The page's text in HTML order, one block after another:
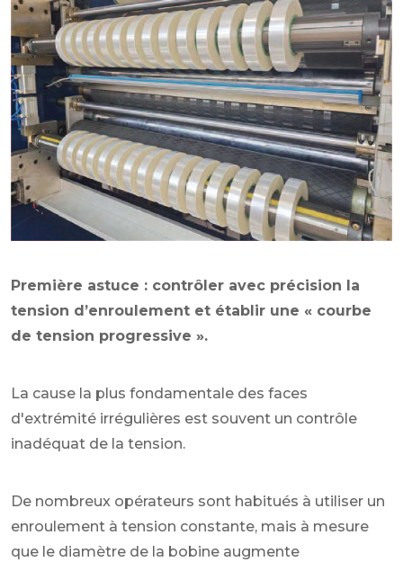
Première astuce : contrôler avec précision la
tension d’enroulement et établir une « courbe
de tension progressive ».
La cause la plus fondamentale des faces
d'extrémité irrégulières est souvent un contrôle
inadéquat de la tension.
De nombreux opérateurs sont habitués à utiliser un
enroulement à tension constante, mais à mesure
que le diamètre de la bobine augmente